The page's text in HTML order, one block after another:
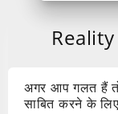
अगर आप गलत हैं
साबित करने के